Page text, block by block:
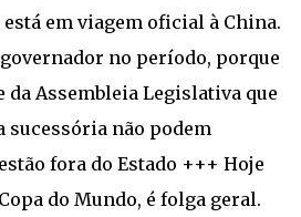
está em viagem oficial à China.
no período, porque
da Assembleia Legislativa que
sucessória não podem
fora do Estado +++ Hoje
do Mundo, é folga geral.